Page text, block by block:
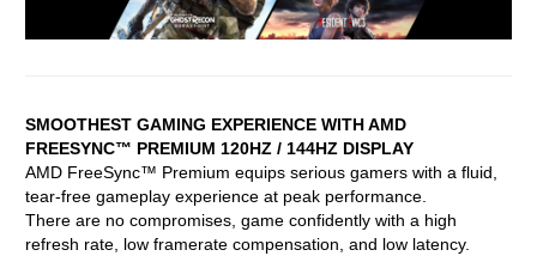
SMOOTHEST GAMING EXPERIENCE WITH AMD
FREESYNC™ PREMIUM 120HZ / 144HZ DISPLAY
AMD FreeSync™ Premium equips serious gamers with a fluid,
tear-free gameplay experience at peak performance.
There are no compromises, game confidently with a high
refresh rate, low framerate compensation, and low latency.